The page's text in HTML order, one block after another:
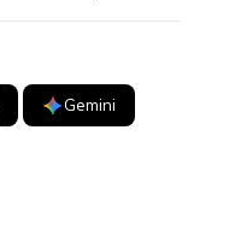
Gemini